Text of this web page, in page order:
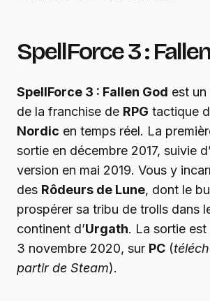
SpellForce 3 :
SpellForce 3 : Fallen God est un
de la franchise de RPG tactique
Nordic en temps réel. La
sortie en décembre 2017, suivie
version en mai 2019. Vous y
des Rôdeurs de Lune, dont le
prospérer sa tribu de trolls dans
continent d’Urgath. La sortie
3 novembre 2020, sur PC (
partir de Steam).